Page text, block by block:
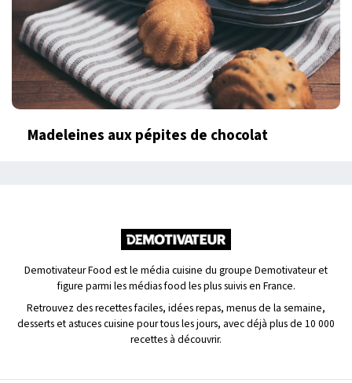
Madeleines aux pépites de chocolat
Demotivateur Food est le média cuisine du groupe Demotivateur et
figure parmi les médias food les plus suivis en France.
Retrouvez des recettes faciles, idées repas, menus de la semaine,
desserts et astuces cuisine pour tous les jours, avec déjà plus de 10 000
recettes à découvrir.